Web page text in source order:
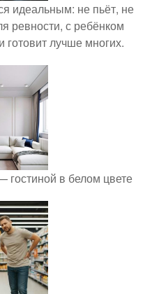
идеальным: не пьёт, не
ревности, с ребёнком
готовит лучше многих.
гостиной в белом цвете